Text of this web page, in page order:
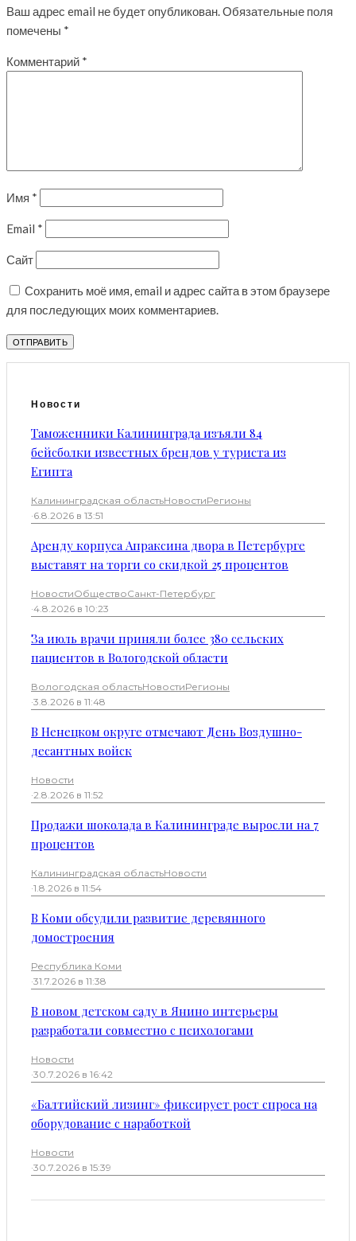
Ваш адрес email не будет опубликован.Обязательные поля
помечены *
Комментарий *
Имя *
Email *
Сайт
Сохранить моё имя, email и адрес сайта в этом браузере
для последующих моих комментариев.
Новости
Таможенники Калининграда изъяли 84
бейсболки известных брендов у туриста из
Египта
Калининградская областьНовостиРегионы
·6.8.2026 в 13:51
Аренду корпуса Апраксина двора в Петербурге
выставят на торги со скидкой 25 процентов
НовостиОбществоСанкт-Петербург
·4.8.2026 в 10:23
За июль врачи приняли более 380 сельских
пациентов в Вологодской области
Вологодская областьНовостиРегионы
·3.8.2026 в 11:48
В Ненецком округе отмечают День Воздушно-
десантных войск
Новости
·2.8.2026 в 11:52
Продажи шоколада в Калининграде выросли на 7
процентов
Калининградская областьНовости
·1.8.2026 в 11:54
В Коми обсудили развитие деревянного
домостроения
Республика Коми
·31.7.2026 в 11:38
В новом детском саду в Янино интерьеры
разработали совместно с психологами
Новости
·30.7.2026 в 16:42
«Балтийский лизинг» фиксирует рост спроса на
оборудование с наработкой
Новости
·30.7.2026 в 15:39